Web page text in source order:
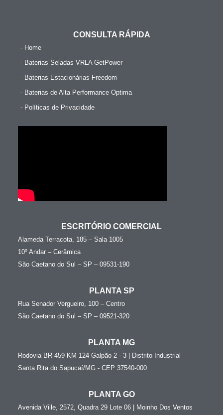
CONSULTA RÁPIDA
- Home
- Baterias Seladas VRLA GetPower
- Baterias Estacionárias Freedom
- Baterias de Alta Performance Optima
- Políticas de Privacidade
ESCRITÓRIO COMERCIAL
Alameda Terracota, 185 – Sala 1005
10º Andar – Cerâmica
São Caetano do Sul – SP – 09531-190
PLANTA SP
Rua Senador Vergueiro, 100 – Centro
São Caetano do Sul – SP – 09521-320
PLANTA MG
Rodovia BR 459 KM 124 Galpão 2 - 3 | Distrito Industrial
Santa Rita do Sapucaí/MG - CEP 37540-000
PLANTA GO
Avenida Ville, 2572, Quadra 29 Lote 06 | Moinho Dos Ventos